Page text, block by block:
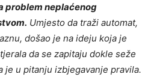
problem neplaćenog
Umjesto da traži automat,
došao je na ideju koja je
da se zapitaju dokle seže
je u pitanju izbjegavanje pravila.